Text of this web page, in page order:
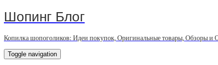
Шопинг Блог
Копилка шопоголиков: Идеи покупок, Оригинальные товары, Обзоры и
Toggle navigation